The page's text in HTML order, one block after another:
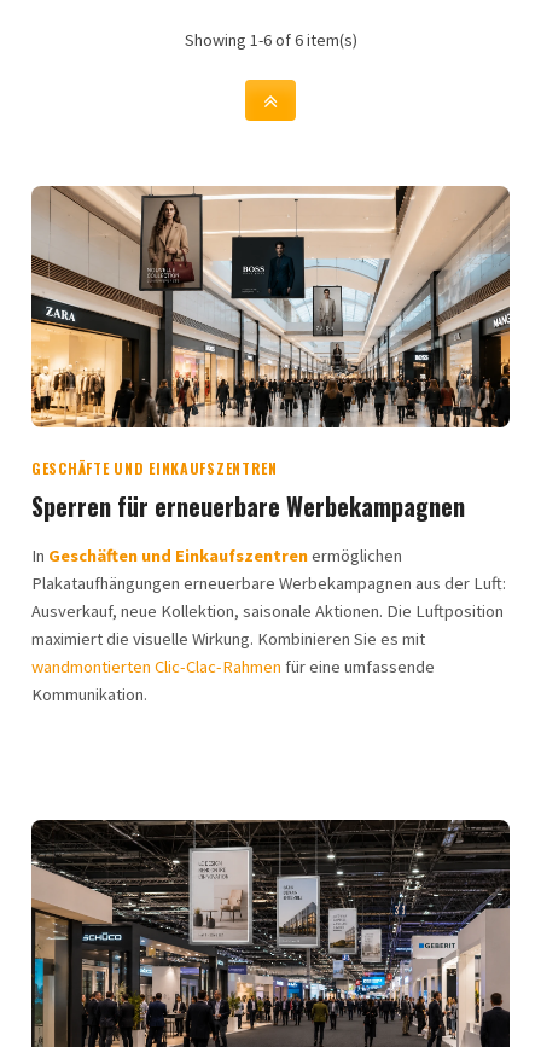
Showing 1-6 of 6 item(s)
GESCHÄFTE UND EINKAUFSZENTREN
Sperren für erneuerbare Werbekampagnen
In Geschäften und Einkaufszentrenermöglichen
Plakataufhängungen erneuerbare Werbekampagnen aus der Luft:
Ausverkauf, neue Kollektion, saisonale Aktionen. Die Luftposition
maximiert die visuelle Wirkung. Kombinieren Sie es mit
wandmontierten Clic-Clac-Rahmen für eine umfassende
Kommunikation.